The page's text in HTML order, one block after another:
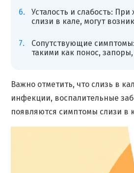
Усталость и слабость:
слизи в кале, могут
Сопутствующие
такими как понос,
Важно отметить, что слизь в
инфекции, воспалительные
появляются симптомы слизи в